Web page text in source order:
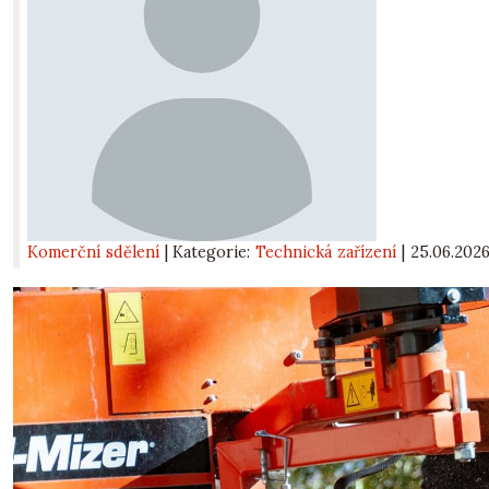
Komerční sdělení | Kategorie:Technická zařízení 25.06.2026